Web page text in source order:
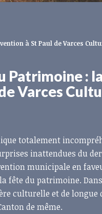
à St Paul de Varces
Patrimoine :
Varces
totalement
inattendues du
municipale en
fête du patrimoine.
culturelle et de longue
de même.